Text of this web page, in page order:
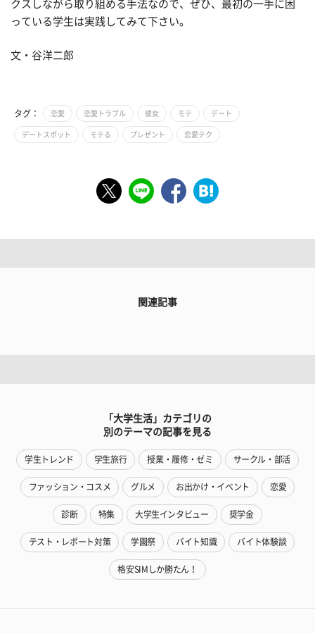
クスしながら取り組める手法なので、ぜひ、最初の一手に困
っている学生は実践してみて下さい。
文・谷洋二郎
タグ： 恋愛 恋愛トラブル 彼女 モテ デート
デートスポット モテる プレゼント 恋愛テク
関連記事
「大学生活」カテゴリの
別のテーマの記事を見る
学生トレンド 学生旅行 授業・履修・ゼミ サークル・部活
ファッション・コスメ グルメ お出かけ・イベント 恋愛
診断 特集 大学生インタビュー 奨学金
テスト・レポート対策 学園祭 バイト知識 バイト体験談
格安SIMしか勝たん！